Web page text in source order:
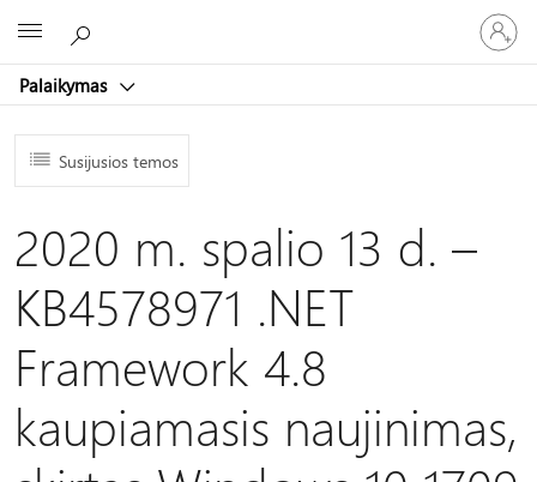
Palaikymas
prie
paskyros
Susijusios temos
2020 m. spalio 13 d. –
KB4578971 .NET
Framework 4.8
kaupiamasis naujinimas,